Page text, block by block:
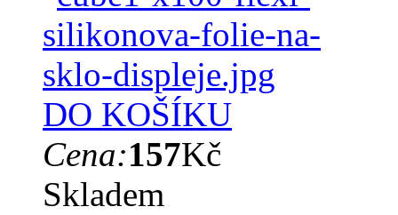
DO KOŠÍKU
Cena:157Kč
Skladem